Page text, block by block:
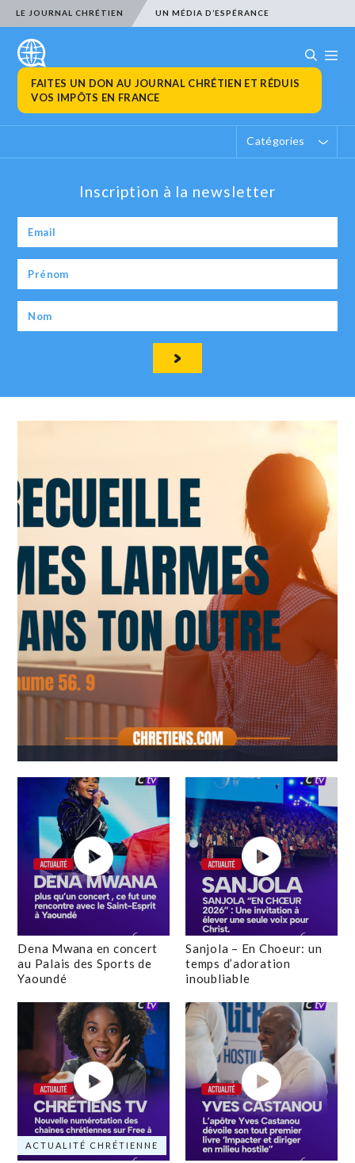
LE JOURNAL CHRÉTIEN UN MÉDIA D’ESPÉRANCE
FAITES UN DON AU JOURNAL CHRÉTIEN ET RÉDUIS
VOS IMPÔTS EN FRANCE
Catégories
Inscription à la newsletter
Dena Mwana en concert
au Palais des Sports de
Yaoundé
Sanjola – En Choeur: un
temps d’adoration
inoubliable
ACTUALITÉ CHRÉTIENNE